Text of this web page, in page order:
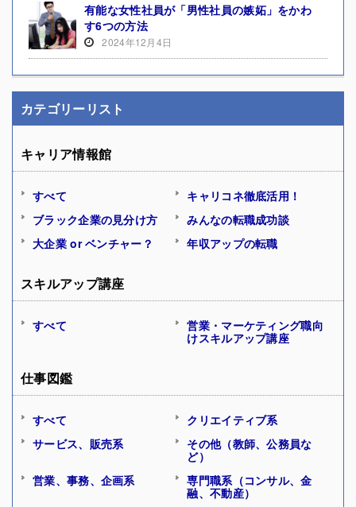
有能な女性社員が「男性社員の嫉妬」をかわ
す6つの方法
2024年12月4日
カテゴリーリスト
キャリア情報館
すべて
キャリコネ徹底活用！
ブラック企業の見分け方
みんなの転職成功談
大企業 or ベンチャー？
年収アップの転職
スキルアップ講座
すべて
営業・マーケティング職向
けスキルアップ講座
仕事図鑑
すべて
クリエイティブ系
サービス、販売系
その他（教師、公務員な
ど）
営業、事務、企画系
専門職系（コンサル、金
融、不動産）